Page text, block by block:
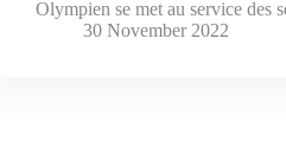
Olympien se met au service des
30 November 2022